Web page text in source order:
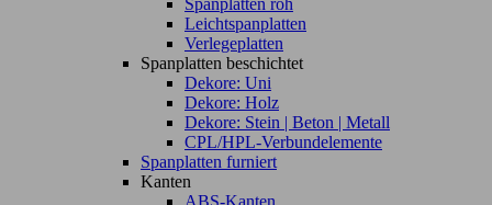
Spanplatten roh
Leichtspanplatten
Verlegeplatten
Spanplatten beschichtet
Dekore: Uni
Dekore: Holz
Dekore: Stein | Beton | Metall
CPL/HPL-Verbundelemente
Spanplatten furniert
Kanten